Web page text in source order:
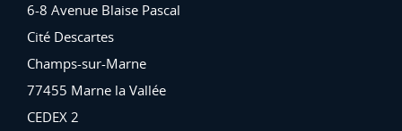
6-8 Avenue Blaise Pascal
Cité Descartes
Champs-sur-Marne
77455 Marne la Vallée
CEDEX 2